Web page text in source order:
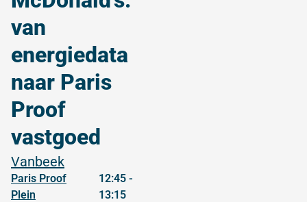
van
energiedata
naar Paris
Proof
vastgoed
Vanbeek
Paris Proof
Plein
12:45 -
13:15